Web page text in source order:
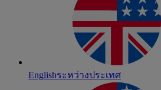
Englishระหว่างประเทศ